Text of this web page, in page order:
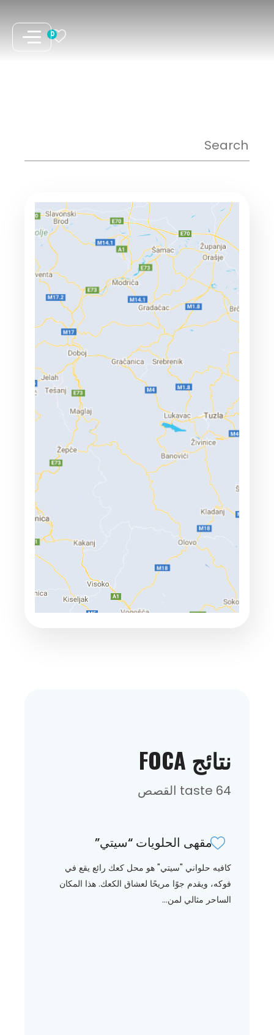
0
نتائج FOCA
64 taste القصص
مقهى الحلويات “سيتي”
كافيه حلواني "سيتي" هو محل كعك رائع يقع في
فوكه، ويقدم جوًا مريحًا لعشاق الكعك. هذا المكان
الساحر مثالي لمن...